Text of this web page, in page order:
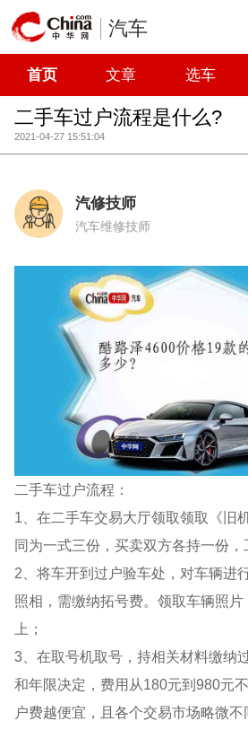
汽车
首页 文章 选车
二手车过户流程是什么?
2021-04-27 15:51:04
汽修技师
汽车维修技师
二手车过户流程：
1、在二手车交易大厅领取领取《旧
同为一式三份，买卖双方各持一份，
2、将车开到过户验车处，对车辆进
照相，需缴纳拓号费。领取车辆照
上；
3、在取号机取号，持相关材料缴纳
和年限决定，费用从180元到980元
户费越便宜，且各个交易市场略微不